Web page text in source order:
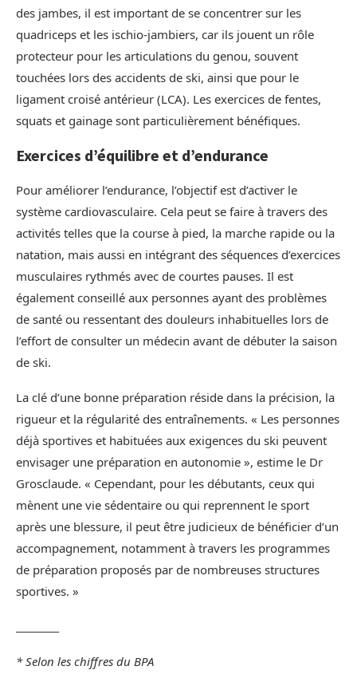
des jambes, il est important de se concentrer sur les
quadriceps et les ischio-jambiers, car ils jouent un rôle
protecteur pour les articulations du genou, souvent
touchées lors des accidents de ski, ainsi que pour le
ligament croisé antérieur (LCA). Les exercices de fentes,
squats et gainage sont particulièrement bénéfiques.
Exercices d’équilibre et d’endurance
Pour améliorer l’endurance, l’objectif est d’activer le
système cardiovasculaire. Cela peut se faire à travers des
activités telles que la course à pied, la marche rapide ou la
natation, mais aussi en intégrant des séquences d’exercices
musculaires rythmés avec de courtes pauses. Il est
également conseillé aux personnes ayant des problèmes
de santé ou ressentant des douleurs inhabituelles lors de
l’effort de consulter un médecin avant de débuter la saison
de ski.
La clé d’une bonne préparation réside dans la précision, la
rigueur et la régularité des entraînements. « Les personnes
déjà sportives et habituées aux exigences du ski peuvent
envisager une préparation en autonomie », estime le Dr
Grosclaude. « Cependant, pour les débutants, ceux qui
mènent une vie sédentaire ou qui reprennent le sport
après une blessure, il peut être judicieux de bénéficier d’un
accompagnement, notamment à travers les programmes
de préparation proposés par de nombreuses structures
sportives. »
* Selon les chiffres du BPA